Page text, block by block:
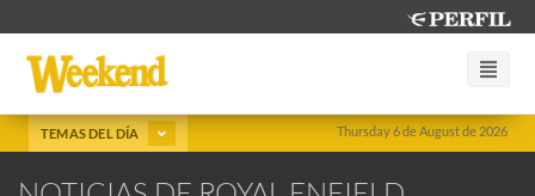
Thursday 6 de August de 2026
TEMAS DEL DÍA